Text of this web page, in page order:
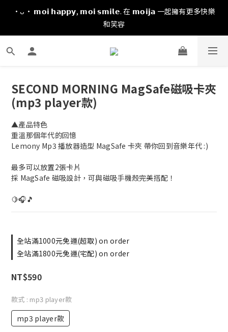
·ᴗ· 𝗺𝗼𝗶 𝗵𝗮𝗽𝗽𝘆, 𝗺𝗼𝗶 𝘀𝗺𝗶𝗹𝗲. 在 𝗺𝗼𝗶𝗷𝗮 一起擁有更多快樂
和笑容
SECOND MORNING MagSafe磁吸卡夾
(mp3 player款)
▲產品特色
重溫那個年代的回憶
Lemony Mp3 播放器造型 MagSafe 卡夾 帶你回到音樂年代 :)
最多可以放置2張卡片
採 MagSafe 磁吸設計，可與磁吸手機殼完美搭配！
🍋🎧🎵
全站滿1000元免運(超取) on order
全站滿1800元免運(宅配) on order
NT$590
款式 : mp3 player款
mp3 player款